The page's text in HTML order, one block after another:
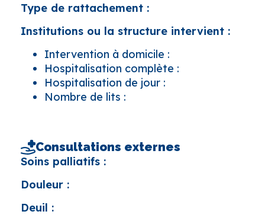
Type de rattachement :
Institutions ou la structure intervient :
Intervention à domicile :
Hospitalisation complète :
Hospitalisation de jour :
Nombre de lits :
Consultations externes
Soins palliatifs :
Douleur :
Deuil :